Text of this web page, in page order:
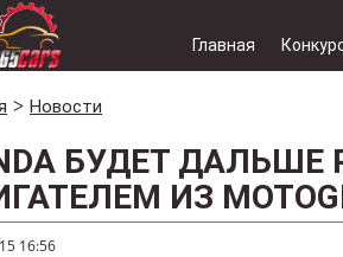
Главная
Новости
БУДЕТ ДАЛЬШЕ
ИЗ
16:56